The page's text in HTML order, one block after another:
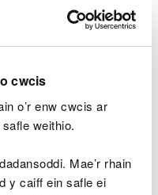
cwcis
o’r enw cwcis ar
weithio.
Mae’r rhain
y caiff ein safle ei
hanfodol hyn.
Gwarchod Gloÿnnod
mis Hydref a
agored a chynnes.
y fioledau a’r
Tîm Amgylchedd